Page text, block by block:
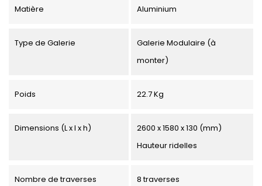
Matière Aluminium
Type de Galerie
Galerie Modulaire (à
monter)
Poids 22.7 Kg
Dimensions (L x l x h)
2600 x 1580 x 130 (mm)
Hauteur ridelles
Nombre de traverses 8 traverses